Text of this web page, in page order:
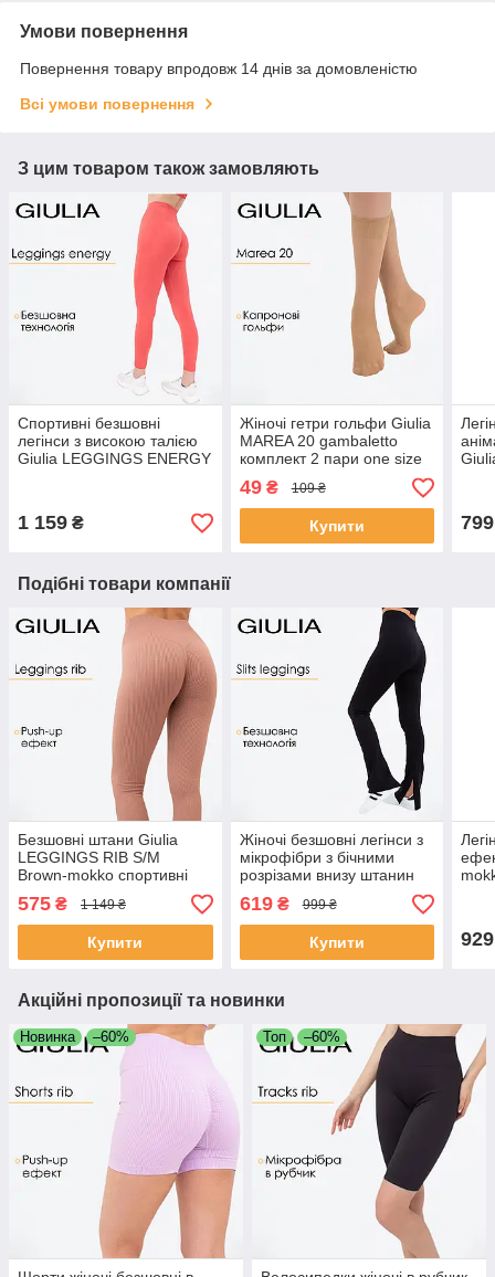
Умови повернення
Повернення товару впродовж 14 днів за домовленістю
Всі умови повернення
З цим товаром також замовляють
Спортивні безшовні
легінси з високою талією
Giulia LEGGINGS ENERGY
1 159 ₴
Жіночі гетри гольфи Giulia
MAREA 20 gambaletto
комплект 2 пари one size
Beige-daino, поліамідні,
класичні, з гумкою
49₴ 109 ₴
Купити 799
Подібні товари компанії
Безшовні штани Giulia
LEGGINGS RIB S/M
Brown-mokko спортивні
легінси для жінок, лосини
з моделюючим швом
575 ₴ 1 149 ₴
Купити
Жіночі безшовні легінси з
мікрофібри з бічними
розрізами внизу штанин
S/M Black-black
619₴ 999 ₴
Купити 929
Акційні пропозиції та новинки
Новинка –60% Топ –60%